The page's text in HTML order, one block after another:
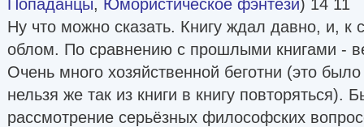
Попаданцы, Юмористическое фэнтези) 14 11
Ну что можно сказать. Книгу ждал давно, и, к
облом. По сравнению с прошлыми книгами -
Очень много хозяйственной беготни (это
нельзя же так из книги в книгу повторяться).
рассмотрение серьёзных философских